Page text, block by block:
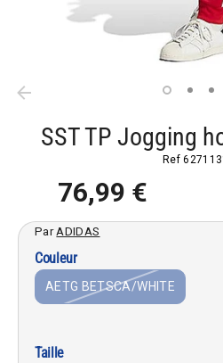
SST TP Jogging
Ref
76,99 €
ParADIDAS
Couleur
AETG BETSCA/WHITE
Taille